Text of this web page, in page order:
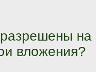
вложения?